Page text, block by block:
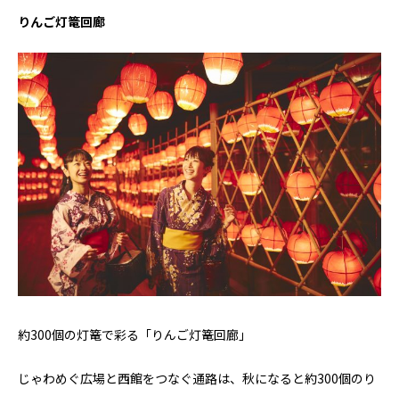
りんご灯篭回廊
約300個の灯篭で彩る「りんご灯篭回廊」
じゃわめぐ広場と西館をつなぐ通路は、秋になると約300個のり